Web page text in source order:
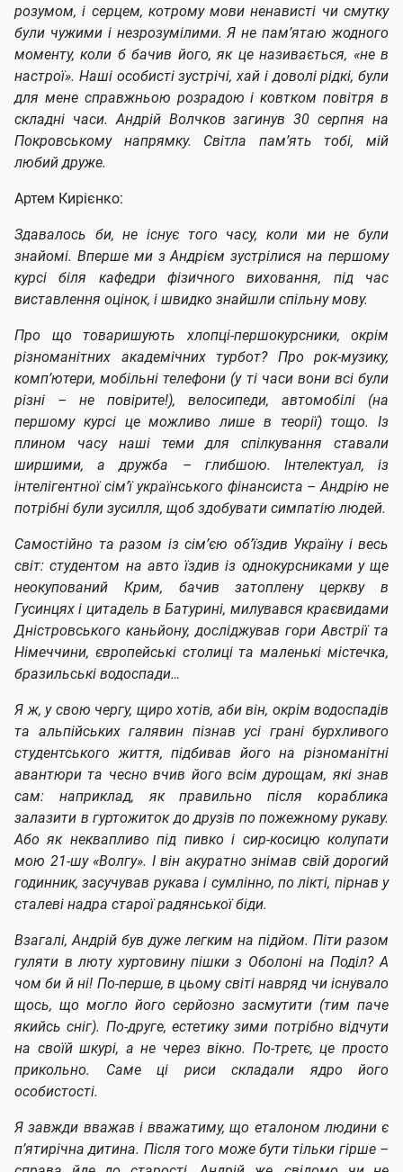
розумом, і серцем, котрому мови ненависті чи смутку
були чужими і незрозумілими. Я не пам’ятаю жодного
моменту, коли б бачив його, як це називається, «не в
настрої». Наші особисті зустрічі, хай і доволі рідкі, були
для мене справжньою розрадою і ковтком повітря в
складні часи. Андрій Волчков загинув 30 серпня на
Покровському напрямку. Світла пам’ять тобі, мій
любий друже.
Артем Кирієнко:
Здавалось би, не існує того часу, коли ми не були
знайомі. Вперше ми з Андрієм зустрілися на першому
курсі біля кафедри фізичного виховання, під час
виставлення оцінок, і швидко знайшли спільну мову.
Про що товаришують хлопці-першокурсники, окрім
різноманітних академічних турбот? Про рок-музику,
комп’ютери, мобільні телефони (у ті часи вони всі були
різні – не повірите!), велосипеди, автомобілі (на
першому курсі це можливо лише в теорії) тощо. Із
плином часу наші теми для спілкування ставали
ширшими, а дружба – глибшою. Інтелектуал, із
інтелігентної сім’ї українського фінансиста – Андрію не
потрібні були зусилля, щоб здобувати симпатію людей.
Самостійно та разом із сім’єю об’їздив Україну і весь
світ: студентом на авто їздив із однокурсниками у ще
неокупований Крим, бачив затоплену церкву в
Гусинцях і цитадель в Батурині, милувався краєвидами
Дністровського каньйону, досліджував гори Австрії та
Німеччини, європейські столиці та маленькі містечка,
бразильські водоспади…
Я ж, у свою чергу, щиро хотів, аби він, окрім водоспадів
та альпійських галявин пізнав усі грані бурхливого
студентського життя, підбивав його на різноманітні
авантюри та чесно вчив його всім дурощам, які знав
сам: наприклад, як правильно після кораблика
залазити в гуртожиток до друзів по пожежному рукаву.
Або як неквапливо під пивко і сир-косицю колупати
мою 21-шу «Волгу». І він акуратно знімав свій дорогий
годинник, засучував рукава і сумлінно, по лікті, пірнав у
сталеві надра старої радянської біди.
Взагалі, Андрій був дуже легким на підйом. Піти разом
гуляти в люту хуртовину пішки з Оболоні на Поділ? А
чом би й ні! По-перше, в цьому світі навряд чи існувало
щось, що могло його серйозно засмутити (тим паче
якийсь сніг). По-друге, естетику зими потрібно відчути
на своїй шкурі, а не через вікно. По-третє, це просто
прикольно. Саме ці риси складали ядро його
особистості.
Я завжди вважав і вважатиму, що еталоном людини є
п’ятирічна дитина. Після того може бути тільки гірше –